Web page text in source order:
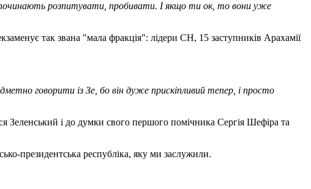
починають розпитувати, пробивати. І якщо ти ок, то вони уже
так звана "мала фракція": лідери СН, 15 заступників Арахамії
говорити із Зе, бо він дуже прискіпливий тепер, і просто
Зеленський і до думки свого першого помічника Сергія Шефіра та
президентська республіка, яку ми заслужили.